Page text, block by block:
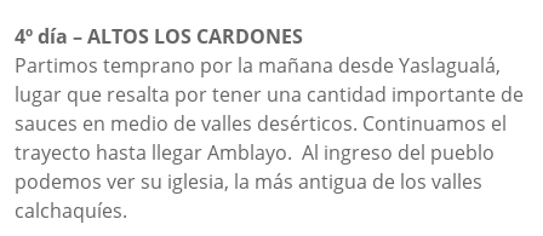
4º día – ALTOS LOS CARDONES
Partimos temprano por la mañana desde Yaslagualá,
lugar que resalta por tener una cantidad importante de
sauces en medio de valles desérticos. Continuamos el
trayecto hasta llegar Amblayo. Al ingreso del pueblo
podemos ver su iglesia, la más antigua de los valles
calchaquíes.